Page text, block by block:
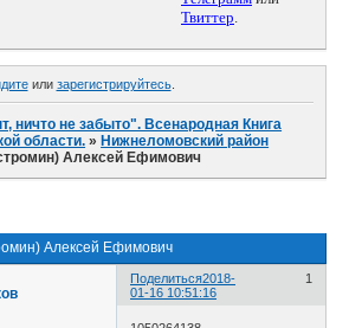
Твиттер.
или зарегистрируйтесь.
ничто не забыто". Всенародная Книга
области. » Нижнеломовский район
Алексей Ефимович
Алексей Ефимович
Поделиться 1
2018-
01-16 10:51:16